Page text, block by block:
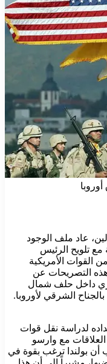
عاد ملف الوجود
مع تلويح الرئيس
القوات الأمريكية
هذه التصريحات عن
داخل حلف شمال
الشرقي لأوروبا.
لدراسة نقل قوات
العلاقات مع وارسو
أن بولندا ترغب بقوة في